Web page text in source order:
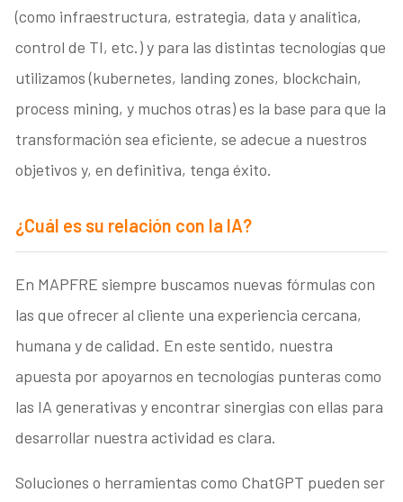
(como infraestructura, estrategia, data y analítica,
control de TI, etc.) y para las distintas tecnologías que
utilizamos (kubernetes, landing zones, blockchain,
process mining, y muchos otras) es la base para que la
transformación sea eficiente, se adecue a nuestros
objetivos y, en definitiva, tenga éxito.
¿Cuál es su relación con la IA?
En MAPFRE siempre buscamos nuevas fórmulas con
las que ofrecer al cliente una experiencia cercana,
humana y de calidad. En este sentido, nuestra
apuesta por apoyarnos en tecnologías punteras como
las IA generativas y encontrar sinergias con ellas para
desarrollar nuestra actividad es clara.
Soluciones o herramientas como ChatGPT pueden ser